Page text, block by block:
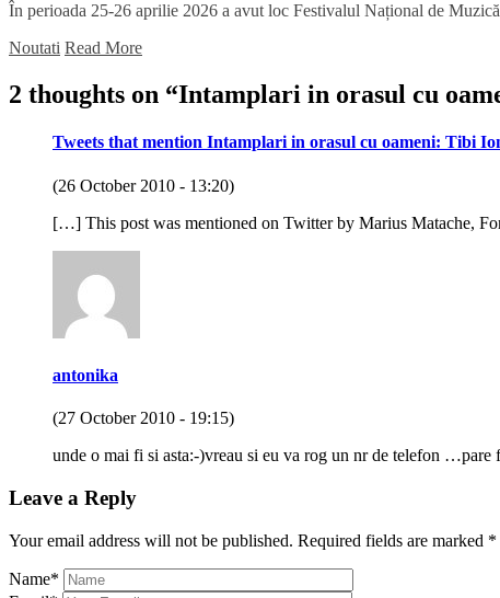
În perioada 25-26 aprilie 2026 a avut loc Festivalul Național de
Noutati Read More
2 thoughts on “Intamplari in orasul cu
Tweets that mention Intamplari in orasul cu oameni: Tibi
(26 October 2010 - 13:20)
[…] This post was mentioned on Twitter by Marius Matache,
antonika
(27 October 2010 - 19:15)
unde o mai fi si asta:-)vreau si eu va rog un nr de telefon …pare
Leave a Reply
Your email address will not be published. Required fields are marked *
Name*